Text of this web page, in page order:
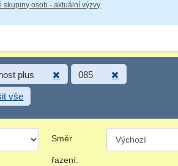
skupiny osob - aktuální výzvy
plus 085
vše
Směr
řazení: